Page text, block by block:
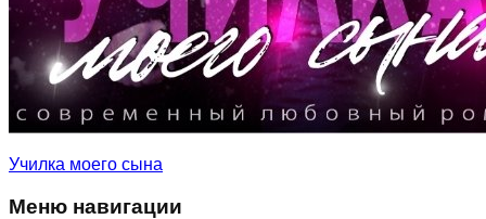
Училка моего сына
Меню навигации